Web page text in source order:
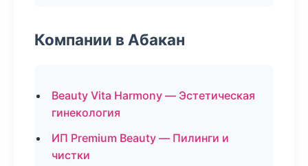
Компании в Абакан
Beauty Vita Harmony — Эстетическая
гинекология
ИП Premium Beauty — Пилинги и
чистки